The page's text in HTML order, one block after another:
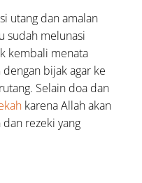
utang dan amalan
sudah melunasi
kembali menata
bijak agar ke
Selain doa dan
karena Allah akan
rezeki yang